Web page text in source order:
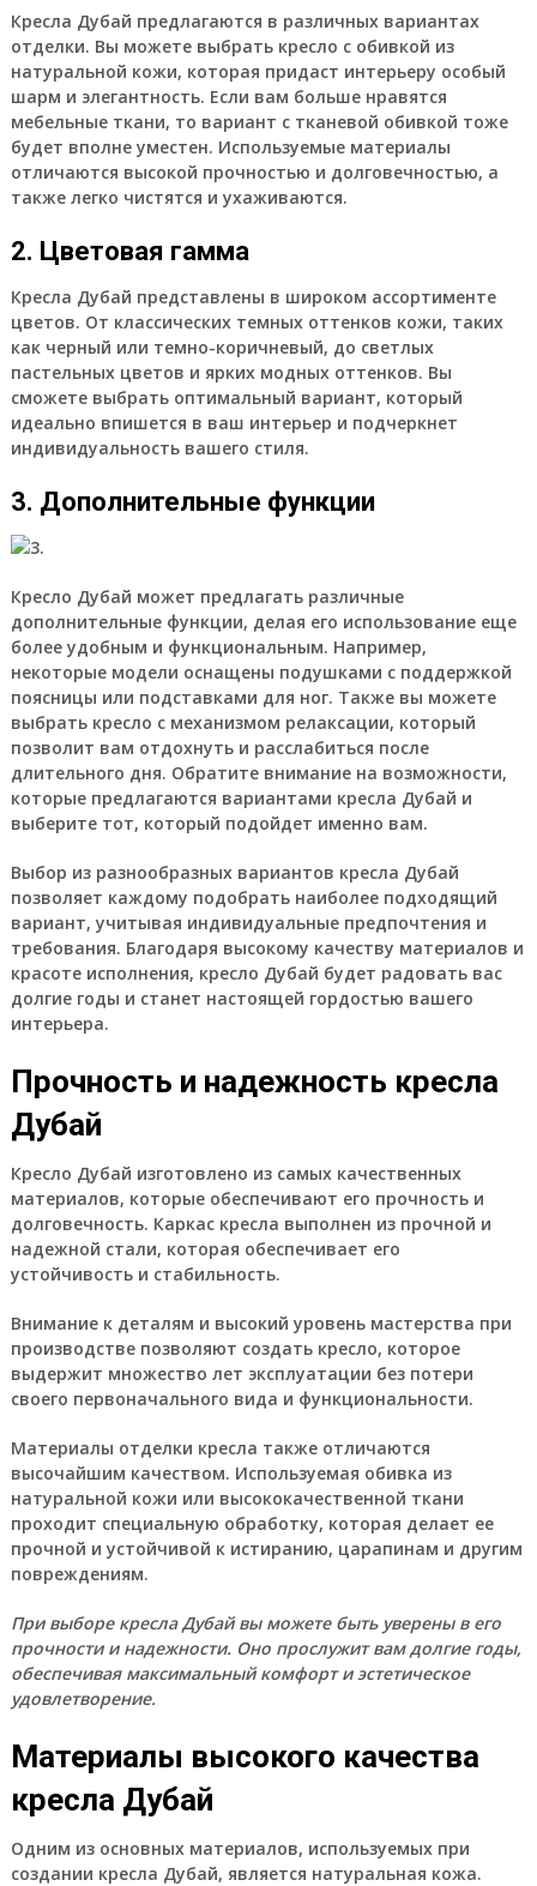
Кресла Дубай предлагаются в различных вариантах
отделки. Вы можете выбрать кресло с обивкой из
натуральной кожи, которая придаст интерьеру особый
шарм и элегантность. Если вам больше нравятся
мебельные ткани, то вариант с тканевой обивкой тоже
будет вполне уместен. Используемые материалы
отличаются высокой прочностью и долговечностью, а
также легко чистятся и ухаживаются.
2. Цветовая гамма
Кресла Дубай представлены в широком ассортименте
цветов. От классических темных оттенков кожи, таких
как черный или темно-коричневый, до светлых
пастельных цветов и ярких модных оттенков. Вы
сможете выбрать оптимальный вариант, который
идеально впишется в ваш интерьер и подчеркнет
индивидуальность вашего стиля.
3. Дополнительные функции
Кресло Дубай может предлагать различные
дополнительные функции, делая его использование еще
более удобным и функциональным. Например,
некоторые модели оснащены подушками с поддержкой
поясницы или подставками для ног. Также вы можете
выбрать кресло с механизмом релаксации, который
позволит вам отдохнуть и расслабиться после
длительного дня. Обратите внимание на возможности,
которые предлагаются вариантами кресла Дубай и
выберите тот, который подойдет именно вам.
Выбор из разнообразных вариантов кресла Дубай
позволяет каждому подобрать наиболее подходящий
вариант, учитывая индивидуальные предпочтения и
требования. Благодаря высокому качеству материалов и
красоте исполнения, кресло Дубай будет радовать вас
долгие годы и станет настоящей гордостью вашего
интерьера.
Прочность и надежность кресла
Дубай
Кресло Дубай изготовлено из самых качественных
материалов, которые обеспечивают его прочность и
долговечность. Каркас кресла выполнен из прочной и
надежной стали, которая обеспечивает его
устойчивость и стабильность.
Внимание к деталям и высокий уровень мастерства при
производстве позволяют создать кресло, которое
выдержит множество лет эксплуатации без потери
своего первоначального вида и функциональности.
Материалы отделки кресла также отличаются
высочайшим качеством. Используемая обивка из
натуральной кожи или высококачественной ткани
проходит специальную обработку, которая делает ее
прочной и устойчивой к истиранию, царапинам и другим
повреждениям.
При выборе кресла Дубай вы можете быть уверены в его
прочности и надежности. Оно прослужит вам долгие годы,
обеспечивая максимальный комфорт и эстетическое
удовлетворение.
Материалы высокого качества
кресла Дубай
Одним из основных материалов, используемых при
создании кресла Дубай, является натуральная кожа.